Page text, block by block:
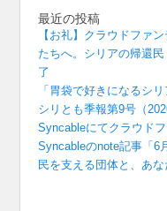
最近の投稿
【お礼】クラウドファ
たちへ。シリアの帰還
了
「胃袋で好きになるシ
シリとも季報第9号（
Syncableにてクラウド
Syncableのnote記事「6
民を支える団体と、あ